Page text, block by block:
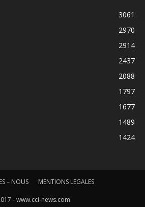
3061
2970
2914
2437
2088
1797
1677
1489
1424
– NOUS MENTIONS LEGALES
- www.cci-news.com.